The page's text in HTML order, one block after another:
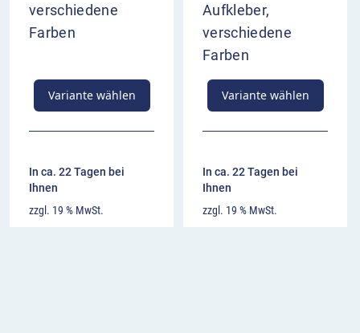
verschiedene
Farben
Variante wählen
In ca. 22 Tagen bei
Ihnen
zzgl. 19 % MwSt.
Aufkleber,
verschiedene
Farben
Variante wählen
In ca. 22 Tagen bei
Ihnen
zzgl. 19 % MwSt.